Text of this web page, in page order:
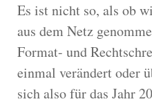
Es ist nicht so, als ob
aus dem Netz
Format- und
einmal verändert oder
sich also für das Jahr